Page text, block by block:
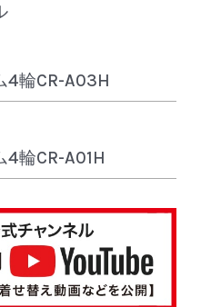
4輪CR-A03H
輪CR-A01H